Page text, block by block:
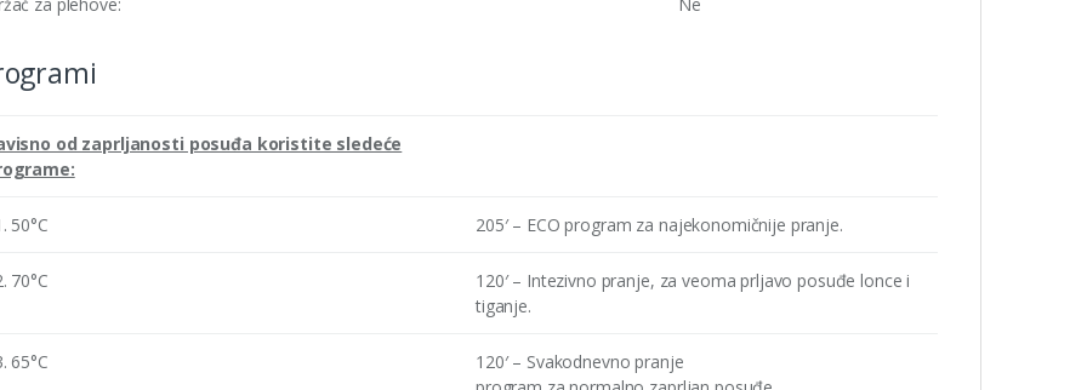
od zaprljanosti posuđa koristite sledeće
50°C 205′ – ECO program za najekonomičnije pranje.
70°C
120′ – Intezivno pranje, za veoma prljavo posuđe lonce i
tiganje.
65°C
120′ – Svakodnevno pranje